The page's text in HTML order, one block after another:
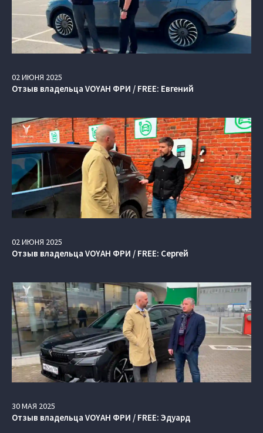
02ИЮНЯ 2025
Отзыв владельца VOYAH ФРИ / FREE: Евгений
02 ИЮНЯ 2025
Отзыв владельца VOYAH ФРИ / FREE: Сергей
30МАЯ 2025
Отзыв владельца VOYAH ФРИ / FREE: Эдуард